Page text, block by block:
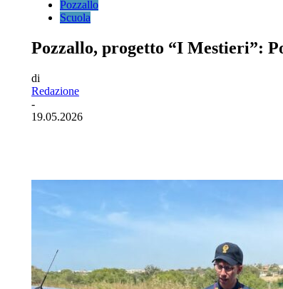
Pozzallo
Scuola
Pozzallo, progetto “I Mestieri”:
di
Redazione
-
19.05.2026